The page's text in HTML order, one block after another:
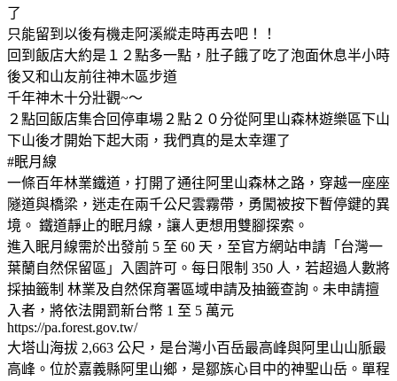
了
只能留到以後有機走阿溪縱走時再去吧！！
回到飯店大約是１２點多一點，肚子餓了吃了泡面休息半小時
後又和山友前往神木區步道
千年神木十分壯觀~～
２點回飯店集合回停車場２點２０分從阿里山森林遊樂區下山
下山後才開始下起大雨，我們真的是太幸運了
#眠月線
一條百年林業鐵道，打開了通往阿里山森林之路，穿越一座座
隧道與橋梁，迷走在兩千公尺雲霧帶，勇闖被按下暫停鍵的異
境。 鐵道靜止的眠月線，讓人更想用雙腳探索。
進入眠月線需於出發前 5 至 60 天，至官方網站申請「台灣一
葉蘭自然保留區」入園許可。每日限制 350 人，若超過人數將
採抽籤制 林業及自然保育署區域申請及抽籤查詢。未申請擅
入者，將依法開罰新台幣 1 至 5 萬元
https://pa.forest.gov.tw/
大塔山海拔 2,663 公尺，是台灣小百岳最高峰與阿里山山脈最
高峰。位於嘉義縣阿里山鄉，是鄒族心目中的神聖山岳。單程